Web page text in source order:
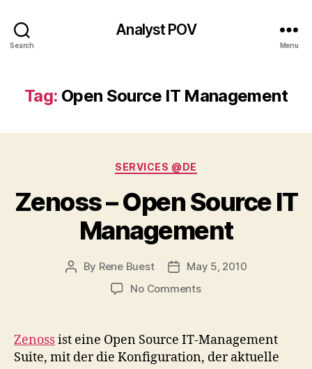
Search
Analyst POV
Menu
Tag: Open Source IT Management
Categories
SERVICES @DE
Zenoss – Open Source IT
Management
Post
By Rene Buest
PostMay 5, 2010
No Commentson
Open
Source
IT
Zenossist eine Open Source IT-Management
Suite, mit der die Konfiguration, der aktuelle